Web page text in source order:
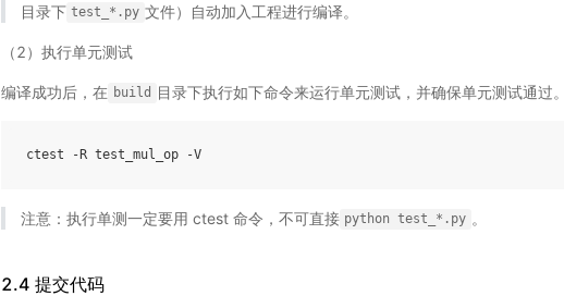
目录下 test_*.py 文件）自动加入工程进行编译。
（2）执行单元测试
编译成功后，在 build 目录下执行如下命令来运行单元测试，并确保单元测试通过。
注意：执行单测一定要用 ctest 命令，不可直接 python test_*.py 。
2.4 提交代码